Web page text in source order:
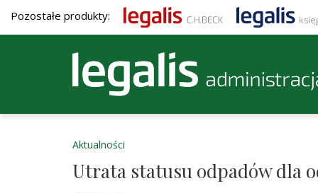
Pozostałe produkty:
Aktualności
Utrata statusu odpadów dla